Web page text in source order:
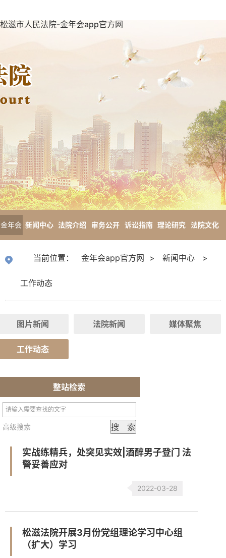
松滋市人民法院-金年会app官方网
金年会
方网
新闻中心 法院介绍 审务公开 诉讼指南 理论研究 法院文化
当前位置： 金年会app官方网 > 新闻中心 >
工作动态
图片新闻 法院新闻 媒体聚焦
工作动态
整站检索
高级搜索
实战练精兵，处突见实效|酒醉男子登门 法
警妥善应对
2022-03-28
松滋法院开展3月份党组理论学习中心组
（扩大）学习